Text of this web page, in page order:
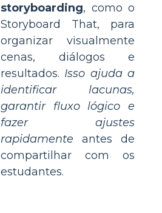
storyboarding, como o
Storyboard That, para
organizar visualmente
cenas, diálogos e
resultados. Isso ajuda a
identificar lacunas,
garantir fluxo lógico e
fazer ajustes
rapidamente antes de
compartilhar com os
estudantes.